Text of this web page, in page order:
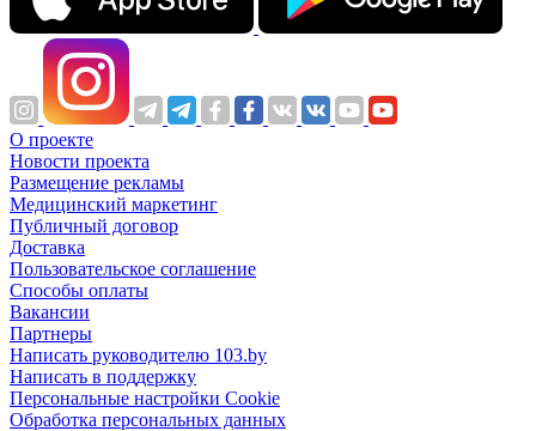
О проекте
Новости проекта
Размещение рекламы
Медицинский маркетинг
Публичный договор
Доставка
Пользовательское соглашение
Способы оплаты
Вакансии
Партнеры
Написать руководителю 103.by
Написать в поддержку
Персональные настройки Cookie
Обработка персональных данных